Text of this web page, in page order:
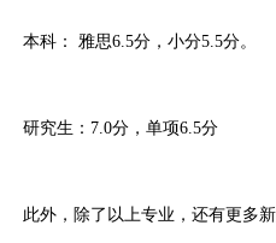
本科： 雅思6.5分，小分5.5分。
研究生：7.0分，单项6.5分
此外，除了以上专业，还有更多